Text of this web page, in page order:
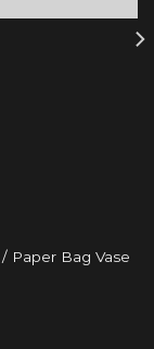
Paper Bag Vase